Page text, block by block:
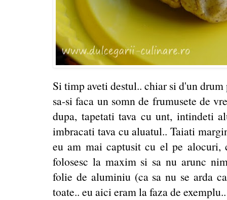
Si timp aveti destul.. chiar si d'un
sa-si faca un somn de frumusete de
dupa, tapetati tava cu unt, intindeti
imbracati tava cu aluatul.. Taiati
eu am mai captusit cu el pe
folosesc la maxim si sa nu arunc
folie de aluminiu (ca sa nu se arda
toate.. eu aici eram la faza de